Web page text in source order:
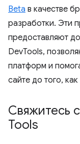
Beta в качестве
разработки. Эти
предоставляют
DevTools,
платформ и
сайте до того,
Свяжитесь
Tools